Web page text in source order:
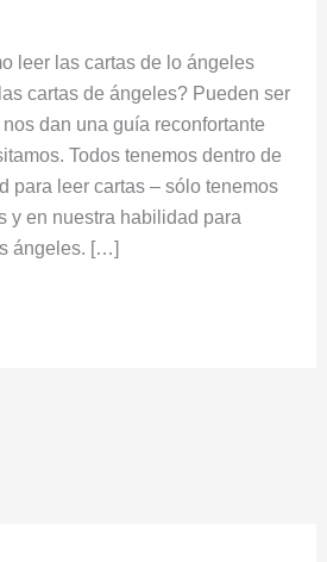
leer las cartas de lo ángeles
cartas de ángeles? Pueden ser
dan una guía reconfortante
Todos tenemos dentro de
para leer cartas – sólo tenemos
y en nuestra habilidad para
ángeles. […]